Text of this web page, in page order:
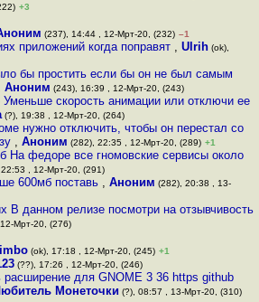
+3
(237), 14:44 , 12-Мрт-20, (232) –1
приложений когда поправят ,Ulrih (ok),
бы простить если бы он не был самым
Аноним (243), 16:39 , 12-Мрт-20, (243)
Уменьше скорость анимации или отключи ее
(?), 19:38 , 12-Мрт-20, (264)
нужно отключить, чтобы он перестал со
, Аноним (282), 22:35 , 12-Мрт-20, (289) +1
На федоре все гномовские сервисы около
22:53 , 12-Мрт-20, (291)
600мб поставь , Аноним (282), 20:38 , 13-
В данном релизе посмотри на отзывчивость
Мрт-20, (276)
limbo (ok), 17:18 , 12-Мрт-20, (245) +1
(??), 17:26 , 12-Мрт-20, (246)
расширение для GNOME 3 36 https github
Монеточки (?), 08:57 , 13-Мрт-20, (310)